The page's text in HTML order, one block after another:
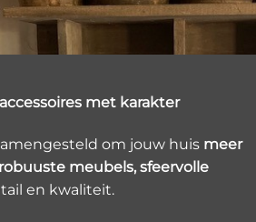
met karakter
om jouw huis meer
meubels, sfeervolle
en kwaliteit.